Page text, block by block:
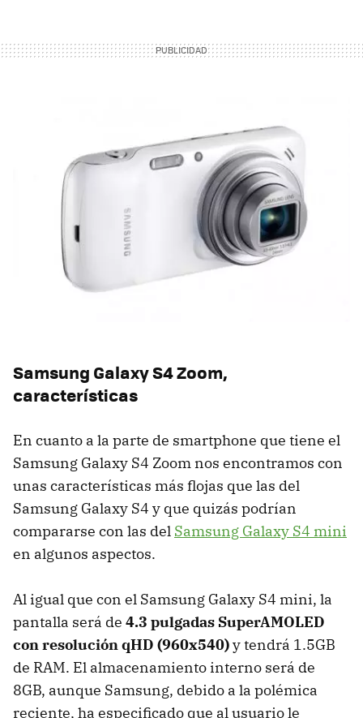
Samsung Galaxy S4 Zoom,
características
En cuanto a la parte de smartphone que tiene el
Samsung Galaxy S4 Zoom nos encontramos con
unas características más flojas que las del
Samsung Galaxy S4 y que quizás podrían
compararse con las del Samsung Galaxy S4 mini
en algunos aspectos.
Al igual que con el Samsung Galaxy S4 mini, la
pantalla será de 4.3 pulgadas SuperAMOLED
con resolución qHD (960x540)y tendrá 1.5GB
de RAM. El almacenamiento interno será de
8GB, aunque Samsung, debido a la polémica
reciente, ha especificado que al usuario le